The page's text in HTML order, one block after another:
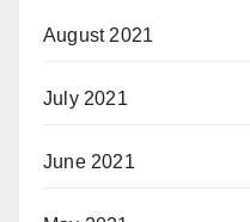
August 2021
July 2021
June 2021